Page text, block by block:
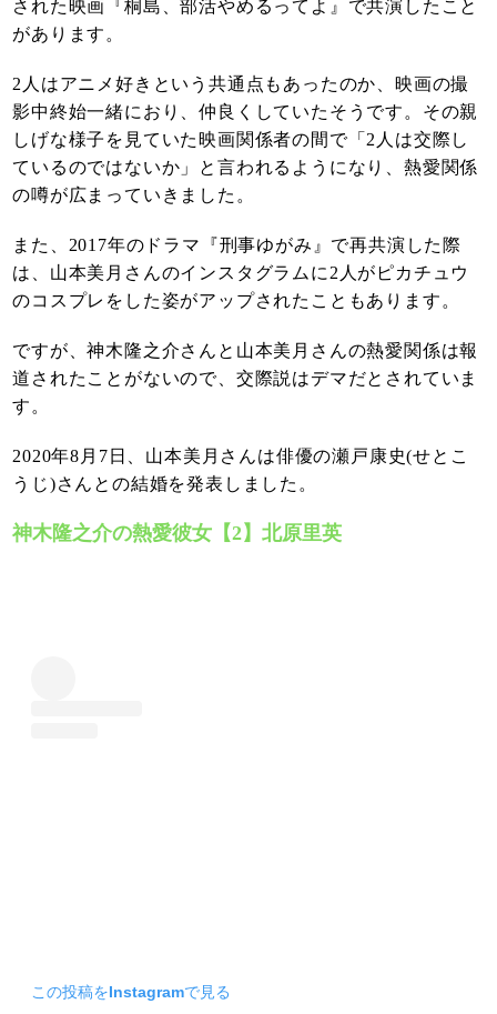
された映画『桐島、部活やめるってよ』で共演したこと
があります。
2人はアニメ好きという共通点もあったのか、映画の撮
影中終始一緒におり、仲良くしていたそうです。その親
しげな様子を見ていた映画関係者の間で「2人は交際し
ているのではないか」と言われるようになり、熱愛関係
の噂が広まっていきました。
また、2017年のドラマ『刑事ゆがみ』で再共演した際
は、山本美月さんのインスタグラムに2人がピカチュウ
のコスプレをした姿がアップされたこともあります。
ですが、神木隆之介さんと山本美月さんの熱愛関係は報
道されたことがないので、交際説はデマだとされていま
す。
2020年8月7日、山本美月さんは俳優の瀬戸康史(せとこ
うじ)さんとの結婚を発表しました。
神木隆之介の熱愛彼女【2】北原里英
この投稿をInstagramで見る